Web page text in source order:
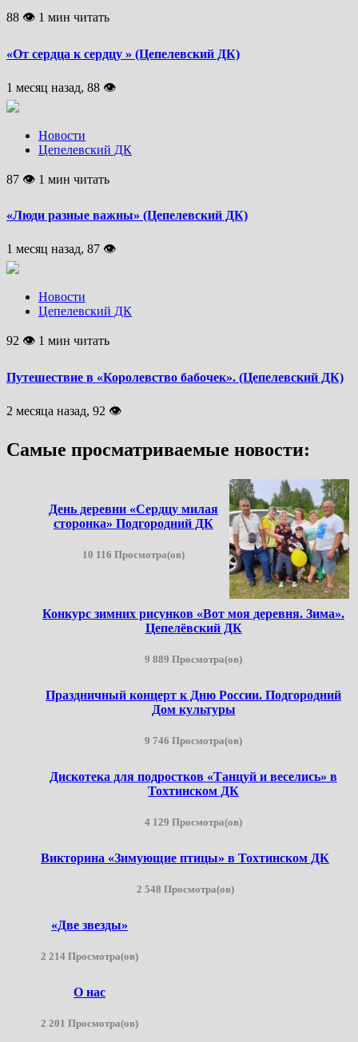
88 👁 1 мин читать
«От сердца к сердцу » (Цепелевский ДК)
1 месяц назад, 88 👁
Новости
Цепелевский ДК
87 👁 1 мин читать
«Люди разные важны» (Цепелевский ДК)
1 месяц назад, 87 👁
Новости
Цепелевский ДК
92 👁 1 мин читать
Путешествие в «Королевство бабочек». (Цепелевский ДК)
2 месяца назад, 92 👁
Самые просматриваемые новости:
День деревни «Сердцу милая
сторонка» Подгородний ДК
10 116 Просмотра(ов)
Конкурс зимних рисунков «Вот моя деревня. Зима».
Цепелёвский ДК
9 889 Просмотра(ов)
Праздничный концерт к Дню России. Подгородний
Дом культуры
9 746 Просмотра(ов)
Дискотека для подростков «Танцуй и веселись» в
Тохтинском ДК
4 129 Просмотра(ов)
Викторина «Зимующие птицы» в Тохтинском ДК
2 548 Просмотра(ов)
«Две звезды»
2 214 Просмотра(ов)
О нас
2 201 Просмотра(ов)